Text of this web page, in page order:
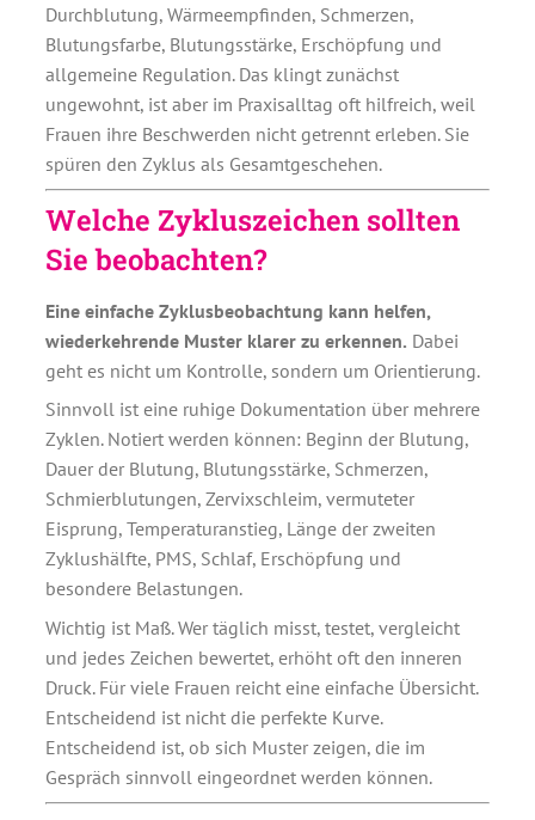
Durchblutung, Wärmeempfinden, Schmerzen,
Blutungsfarbe, Blutungsstärke, Erschöpfung und
allgemeine Regulation. Das klingt zunächst
ungewohnt, ist aber im Praxisalltag oft hilfreich, weil
Frauen ihre Beschwerden nicht getrennt erleben. Sie
spüren den Zyklus als Gesamtgeschehen.
Welche Zykluszeichen sollten
Sie beobachten?
Eine einfache Zyklusbeobachtung kann helfen,
wiederkehrende Muster klarer zu erkennen. Dabei
geht es nicht um Kontrolle, sondern um Orientierung.
Sinnvoll ist eine ruhige Dokumentation über mehrere
Zyklen. Notiert werden können: Beginn der Blutung,
Dauer der Blutung, Blutungsstärke, Schmerzen,
Schmierblutungen, Zervixschleim, vermuteter
Eisprung, Temperaturanstieg, Länge der zweiten
Zyklushälfte, PMS, Schlaf, Erschöpfung und
besondere Belastungen.
Wichtig ist Maß. Wer täglich misst, testet, vergleicht
und jedes Zeichen bewertet, erhöht oft den inneren
Druck. Für viele Frauen reicht eine einfache Übersicht.
Entscheidend ist nicht die perfekte Kurve.
Entscheidend ist, ob sich Muster zeigen, die im
Gespräch sinnvoll eingeordnet werden können.